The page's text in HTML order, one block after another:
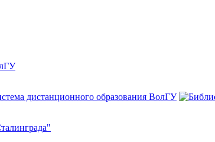
дистанционного образования ВолГУ